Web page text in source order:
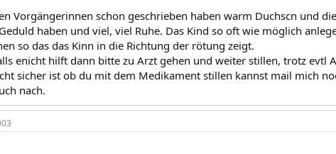
Vorgängerinnen schon geschrieben haben warm Duchscn und
haben und viel, viel Ruhe. Das Kind so oft wie möglich
so das das Kinn in die Richtung der rötung zeigt.
enicht hilft dann bitte zu Arzt gehen und weiter stillen, trotz evtl
sicher ist ob du mit dem Medikament stillen kannst mail mich
nach.